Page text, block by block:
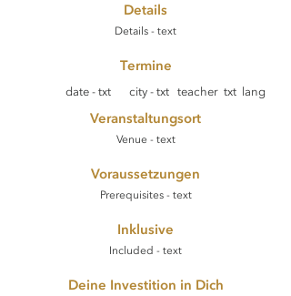
Details
Details - text
Termine
date - txt city - txt teacher txt lang
Veranstaltungsort
Venue - text
Voraussetzungen
Prerequisites - text
Inklusive
Included - text
Deine Investition in Dich